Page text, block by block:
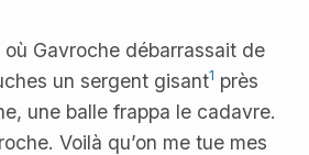
où Gavroche débarrassait de
un sergent gisant1 près
une balle frappa le cadavre.
Voilà qu’on me tue mes